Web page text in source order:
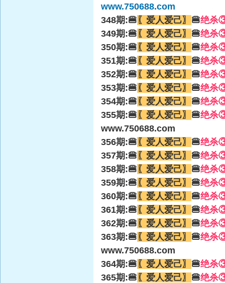
www.750688.com
348期:🍔 〖爱人爱己〗 🍔绝杀
349期:🍔 〖爱人爱己〗 🍔绝杀
350期:🍔 〖爱人爱己〗 🍔绝杀
351期:🍔 〖爱人爱己〗 🍔绝杀
352期:🍔 〖爱人爱己〗 🍔绝杀
353期:🍔 〖爱人爱己〗 🍔绝杀
354期:🍔 〖爱人爱己〗 🍔绝杀
355期:🍔 〖爱人爱己〗 🍔绝杀
www.750688.com
356期:🍔 〖爱人爱己〗 🍔绝杀
357期:🍔 〖爱人爱己〗 🍔绝杀
358期:🍔 〖爱人爱己〗 🍔绝杀
359期:🍔 〖爱人爱己〗 🍔绝杀
360期:🍔 〖爱人爱己〗 🍔绝杀
361期:🍔 〖爱人爱己〗 🍔绝杀
362期:🍔 〖爱人爱己〗 🍔绝杀
363期:🍔 〖爱人爱己〗 🍔绝杀
www.750688.com
364期:🍔 〖爱人爱己〗 🍔绝杀
365期:🍔 〖爱人爱己〗 🍔绝杀